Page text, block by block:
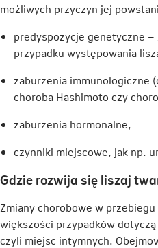
możliwych przyczyn jej
predyspozycje genetyczne –
przypadku występowania
zaburzenia immunologiczne
choroba Hashimoto czy
zaburzenia hormonalne,
czynniki miejscowe, jak np.
Gdzie rozwija się liszaj
Zmiany chorobowe w
większości przypadków
czyli miejsc intymnych.